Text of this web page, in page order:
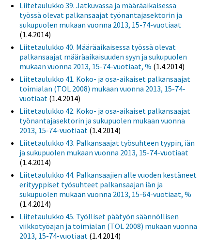
Liitetaulukko 39. Jatkuvassa ja määräaikaisessa
työssä olevat palkansaajat työnantajasektorin ja
sukupuolen mukaan vuonna 2013, 15-74-vuotiaat
(1.4.2014)
Liitetaulukko 40. Määräaikaisessa työssä olevat
palkansaajat määräaikaisuuden syyn ja sukupuolen
mukaan vuonna 2013, 15-74-vuotiaat, % (1.4.2014)
Liitetaulukko 41. Koko- ja osa-aikaiset palkansaajat
toimialan (TOL 2008) mukaan vuonna 2013, 15-74-
vuotiaat (1.4.2014)
Liitetaulukko 42. Koko- ja osa-aikaiset palkansaajat
työnantajasektorin ja sukupuolen mukaan vuonna
2013, 15-74-vuotiaat (1.4.2014)
Liitetaulukko 43. Palkansaajat työsuhteen tyypin, iän
ja sukupuolen mukaan vuonna 2013, 15-74-vuotiaat
(1.4.2014)
Liitetaulukko 44. Palkansaajien alle vuoden kestäneet
erityyppiset työsuhteet palkansaajan iän ja
sukupuolen mukaan vuonna 2013, 15-64-vuotiaat, %
(1.4.2014)
Liitetaulukko 45. Työlliset päätyön säännöllisen
viikkotyöajan ja toimialan (TOL 2008) mukaan vuonna
2013, 15-74-vuotiaat (1.4.2014)